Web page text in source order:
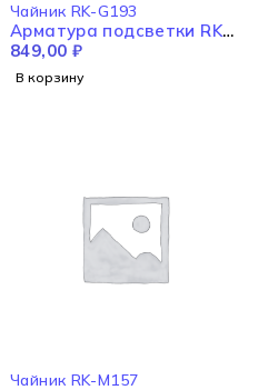
Чайник RK-G193
Арматура подсветки RK-
G193
849,00 ₽
В корзину
Чайник RK-M157